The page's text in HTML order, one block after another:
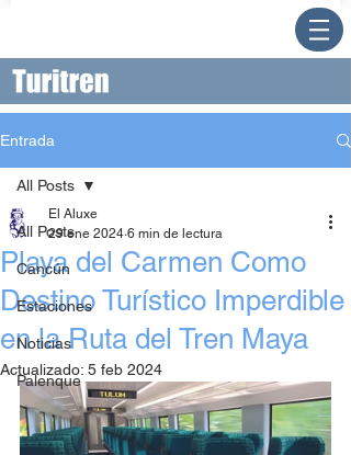
Entrada
All Posts
Cancún
Estaciones
Noticias
Palenque
All Posts
Playa del Carmen Como
Destino Turístico Imperdible
en la Ruta del Tren Maya
El Aluxe
29 ene 2024 6 min de lectura
Actualizado: 5 feb 2024